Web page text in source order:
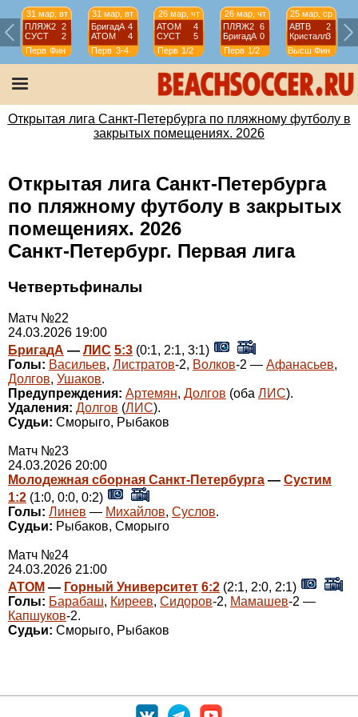
31 мар, вт
ПЛЯЖ2
2
СУСТ
2
Перв Фин
31 мар, вт
БригадА 4
АТОМ
4
Перв 3-4
26 мар, чт
АТОМ
4
СУСТ
5
Перв 1/2
26 мар, чт
ПЛЯЖ2 6
БригадА 0
Перв 1/2
25 мар, ср
АВТВ
2
Кристалл3
Высш Фин
Открытая лига Санкт-Петербурга по пляжному футболу в
закрытых помещениях. 2026
Открытая лига Санкт-Петербурга
по пляжному футболу в закрытых
помещениях. 2026
Санкт-Петербург. Первая лига
Четвертьфиналы
Матч №22
24.03.2026 19:00
БригадА — ЛИС 5:3 (0:1, 2:1, 3:1)
Голы: Васильев, Листратов-2, Волков-2 — Афанасьев,
Долгов, Ушаков.
Предупреждения: Артемян, Долгов (оба ЛИС).
Удаления: Долгов (ЛИС).
Судьи: Сморыго, Рыбаков
Матч №23
24.03.2026 20:00
Молодежная сборная Санкт-Петербурга — Сустим
1:2 (1:0, 0:0, 0:2)
Голы: Линев — Михайлов, Суслов.
Судьи: Рыбаков, Сморыго
Матч №24
24.03.2026 21:00
АТОМ — Горный Университет 6:2 (2:1, 2:0, 2:1)
Голы: Барабаш, Киреев, Сидоров-2, Мамашев-2 —
Капшуков-2.
Судьи: Сморыго, Рыбаков